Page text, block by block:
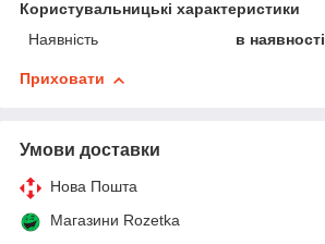
Користувальницькі характеристики
Наявність
в наявності
Приховати
Умови доставки
Нова Пошта
Магазини Rozetka